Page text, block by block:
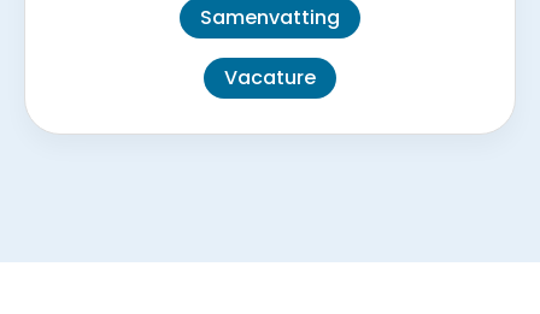
Samenvatting
Vacature